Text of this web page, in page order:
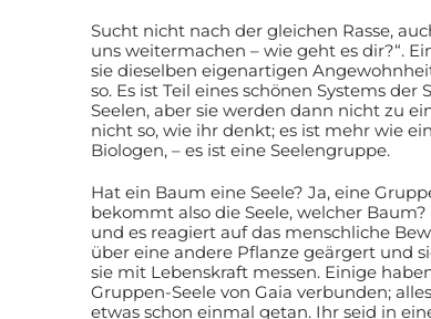
Sucht nicht nach der gleichen Rasse,
uns weitermachen – wie geht es dir?“.
sie dieselben eigenartigen
so. Es ist Teil eines schönen Systems
Seelen, aber sie werden dann nicht zu
nicht so, wie ihr denkt; es ist mehr wie
Biologen, – es ist eine Seelengruppe.
Hat ein Baum eine Seele? Ja, eine
bekommt also die Seele, welcher
und es reagiert auf das menschliche
über eine andere Pflanze geärgert und
sie mit Lebenskraft messen. Einige
Gruppen-Seele von Gaia verbunden;
etwas schon einmal getan. Ihr seid in